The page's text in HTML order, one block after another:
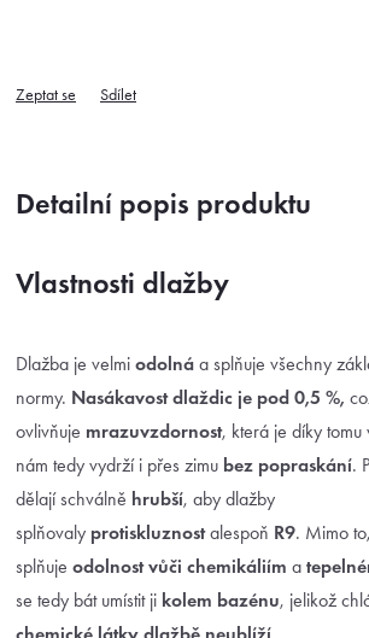
Zeptat se Sdílet
Detailní popis produktu
Vlastnosti dlažby
Dlažba je velmi odolná a splňuje všechny
normy. Nasákavost dlaždic je pod 0,5 %,
ovlivňuje mrazuvzdornost, která je díky
nám tedy vydrží i přes zimu bez popraskání.
dělají schválně hrubší, aby dlažby
splňovaly protiskluznostalespoň R9. Mimo
splňuje odolnost vůči chemikáliím a
se tedy bát umístit ji kolem bazénu, jelikož